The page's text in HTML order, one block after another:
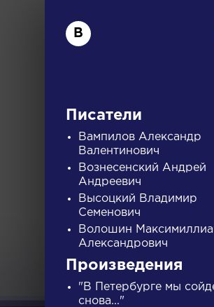
Б
В
Писатели
Вампилов Александр
Валентинович
Вознесенский Андрей
Андреевич
Высоцкий Владимир
Семенович
Волошин
Александрович
Произведения
"В Петербурге мы
снова..."